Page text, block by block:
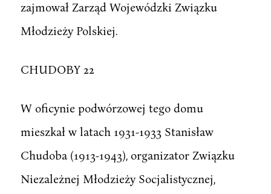
zajmował Zarząd Wojewódzki Związku
Młodzieży Polskiej.
CHUDOBY 22
W oficynie podwórzowej tego domu
mieszkał w latach 1931-1933 Stanisław
Chudoba (1913-1943), organizator Związku
Niezależnej Młodzieży Socjalistycznej,